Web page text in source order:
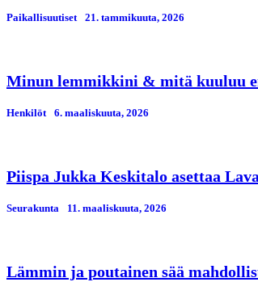
Paikallisuutiset 21. tammikuuta, 2026
Minun lemmikkini & mitä kuuluu
Henkilöt 6. maaliskuuta, 2026
Piispa Jukka Keskitalo asettaa
Seurakunta 11. maaliskuuta, 2026
Lämmin ja poutainen sää